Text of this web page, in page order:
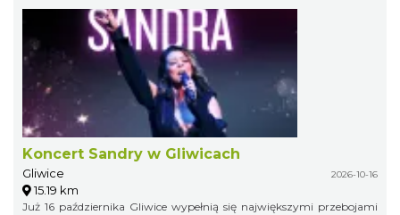
Koncert Sandry w Gliwicach
Gliwice 2026-10-16
15.19 km
Już 16 października Gliwice wypełnią się największymi przebojami